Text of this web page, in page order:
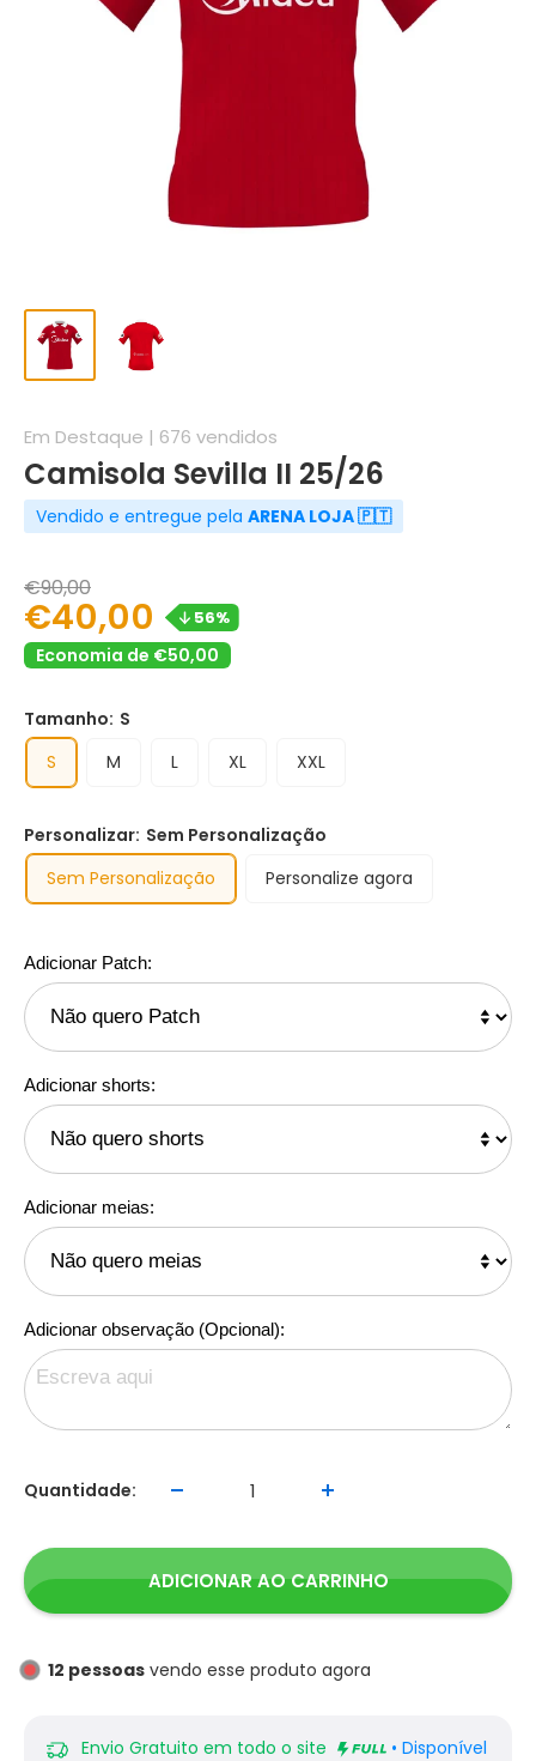
Em Destaque | 676 vendidos
Camisola Sevilla II 25/26
Vendido e entregue pela ARENA LOJA 🇵🇹
€90,00
€40,00 56%
Economia de €50,00
Tamanho: S
S
M L XL XXL
Personalizar: Sem Personalização
Sem Personalização
Personalize agora
Adicionar Patch:
Adicionar shorts:
Adicionar meias:
Adicionar observação (Opcional):
Quantidade:
ADICIONAR AO CARRINHO
12 pessoas vendo esse produto agora
Envio Gratuito em todo o site • Disponível